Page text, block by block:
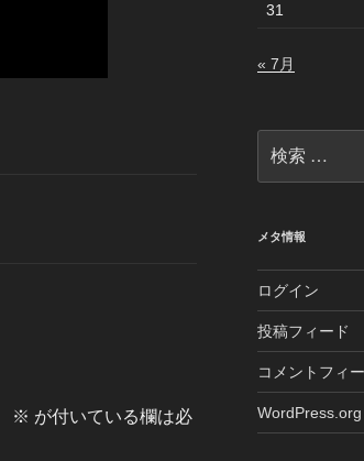
※ が付いている欄は必
31
« 7月
索:
メタ情報
ログイン
投稿フィード
コメントフィ
WordPress.org